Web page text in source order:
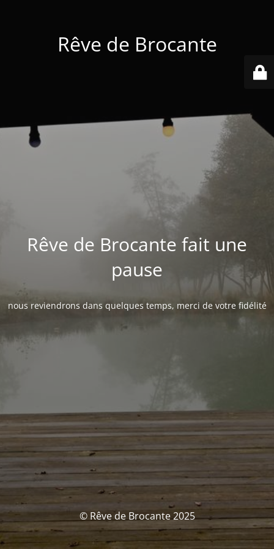
Rêve de Brocante
Rêve de Brocante fait une
pause
nous reviendrons dans quelques temps, merci de votre fidélité
© Rêve de Brocante 2025